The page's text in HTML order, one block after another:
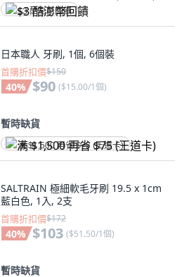
$3 酷澎幣回饋
日本職人 牙刷, 1個, 6個裝
首購折扣價$150
40% $90 ($15.00/1個)
暫時缺貨
满 $1,500 再省 $75 (王道卡)
SALTRAIN 極細軟毛牙刷 19.5 x 1cm
藍白色, 1入, 2支
首購折扣價$172
40% $103 ($51.50/1個)
暫時缺貨